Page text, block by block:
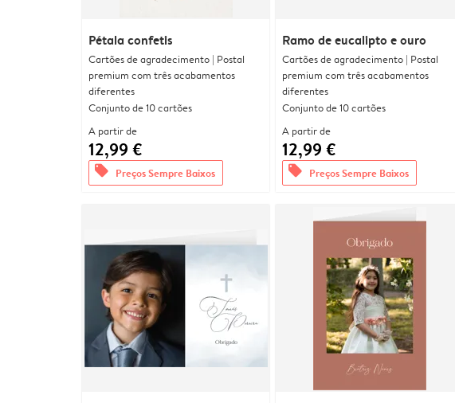
Pétala confetis
Cartões de agradecimento | Postal
premium com três acabamentos
diferentes
Conjunto de 10 cartões
A partir de
12,99 €
offers Preços Sempre Baixos
Ramo de eucalipto e ouro
Cartões de agradecimento | Postal
premium com três acabamentos
diferentes
Conjunto de 10 cartões
A partir de
12,99 €
offers Preços Sempre Baixos